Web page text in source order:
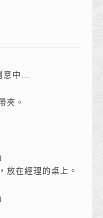
意中…
夾。
放在經理的桌上。